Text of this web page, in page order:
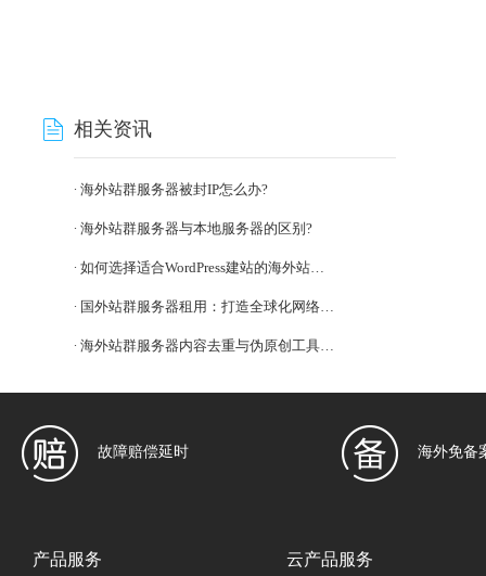
相关资讯
海外站群服务器被封IP怎么办?
海外站群服务器与本地服务器的区别?
如何选择适合WordPress建站的海外站群服务器?
国外站群服务器租用：打造全球化网络布局的利器?
海外站群服务器内容去重与伪原创工具指南
故障赔偿延时 海外免备
产品服务 云产品服务